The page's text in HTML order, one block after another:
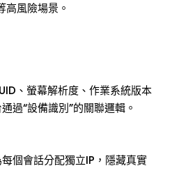
高風險場景。
、螢幕解析度、作業系統版本
過“設備識別”的關聯邏輯。
個會話分配獨立IP，隱藏真實